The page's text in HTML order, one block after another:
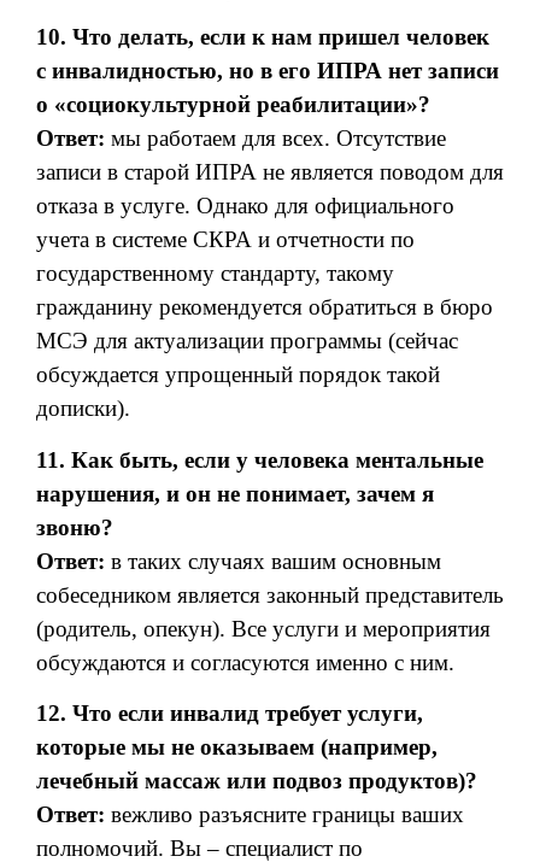
10. Что делать, если к нам пришел человек
с инвалидностью, но в его ИПРА нет записи
о «социокультурной реабилитации»?
Ответ: мы работаем для всех. Отсутствие
записи в старой ИПРА не является поводом для
отказа в услуге. Однако для официального
учета в системе СКРА и отчетности по
государственному стандарту, такому
гражданину рекомендуется обратиться в бюро
МСЭ для актуализации программы (сейчас
обсуждается упрощенный порядок такой
дописки).
11. Как быть, если у человека ментальные
нарушения, и он не понимает, зачем я
звоню?
Ответ: в таких случаях вашим основным
собеседником является законный представитель
(родитель, опекун). Все услуги и мероприятия
обсуждаются и согласуются именно с ним.
12. Что если инвалид требует услуги,
которые мы не оказываем (например,
лечебный массаж или подвоз продуктов)?
Ответ: вежливо разъясните границы ваших
полномочий. Вы – специалист по